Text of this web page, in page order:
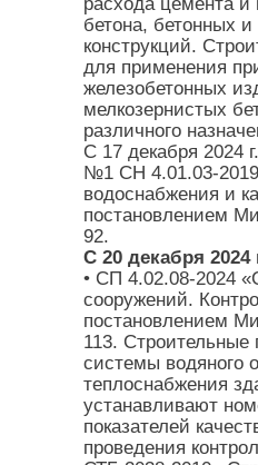
бетона, бетонных
конструкций.
для применения
железобетонных
мелкозернистых
различного
С 17 декабря 2024
№1 СН 4.01.03-
водоснабжения и
постановлением
92.
С 20 декабря 2024
• СП 4.02.08-2024
сооружений.
постановлением
113. Строительные
системы водяного
теплоснабжения
устанавливают
показателей
проведения